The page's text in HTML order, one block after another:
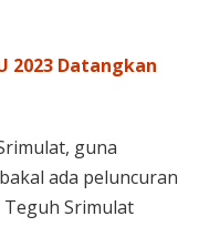
2023 Datangkan
guna
ada peluncuran
Srimulat